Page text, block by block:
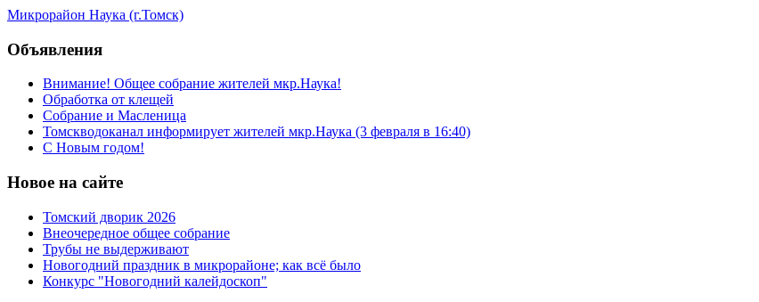
Микрорайон Наука (г.Томск)
Объявления
Внимание! Общее собрание жителей мкр.Наука!
Обработка от клещей
Собрание и Масленица
Томскводоканал информирует жителей мкр.Наука (3 февраля в 16:40)
С Новым годом!
Новое на сайте
Томский дворик 2026
Внеочередное общее собрание
Трубы не выдерживают
Новогодний праздник в микрорайоне; как всё было
Конкурс "Новогодний калейдоскоп"